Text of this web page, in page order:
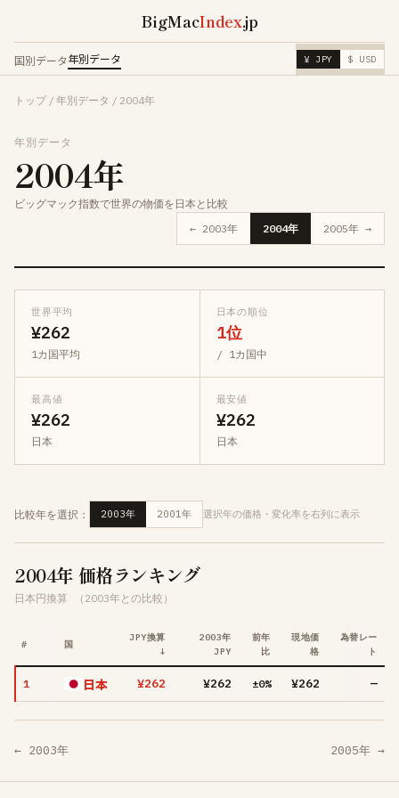
BigMacIndex.jp
国別データ年別データ ¥ JPY $ USD
トップ / 年別データ / 2004年
年別データ
2004年
ビッグマック指数で世界の物価を日本と比較
← 2003年
2004年 2005年 →
世界平均
¥262
1カ国平均
日本の順位
1位
/ 1カ国中
最高値
¥262
日本
最安値
¥262
日本
比較年を選択： 2003年 2001年 選択年の価格・変化率を右列に表示
2004年 価格ランキング
日本円換算 （2003年との比較）
# 国
JPY換算
↓
2003年
JPY
前年
比
現地価
格
為替レー
ト
1 日本 ¥262 ¥262 ±0% ¥262 —
← 2003年 2005年 →